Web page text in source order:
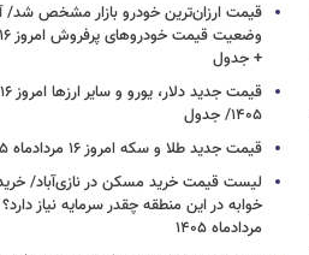
قیمت ارزان‌ترین خودرو بازار مشخص شد/
+ جدول
۱۴۰۵/ جدول
قیمت جدید طلا و سکه امروز ۱۶ مردادماه ۱۴۰۵/ جدول
خوابه در این منطقه چقدر سرمایه نیاز
مردادماه ۱۴۰۵